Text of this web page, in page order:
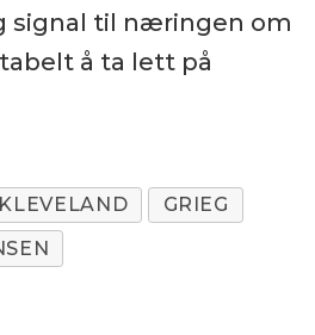
signal til næringen om
å ta lett på
GRIEG